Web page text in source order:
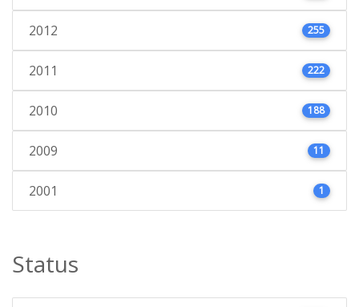
2012 255
2011 222
2010 188
2009 11
2001 1
Status